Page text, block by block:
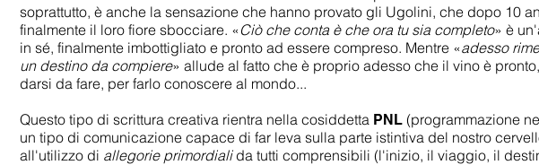
soprattutto, è anche la sensazione che hanno provato gli Ugolini, che dopo 10
finalmente il loro fiore sbocciare. « Ciòche conta è che ora tu sia completo» è
in sé, finalmente imbottigliato e pronto ad essere compreso. Mentre «adesso
un destino da compiere» allude al fatto che è proprio adesso che il vino è
darsi da fare, per farlo conoscere al mondo...
Questo tipo di scrittura creativa rientra nella cosiddetta PNL (programmazione
un tipo di comunicazione capace di far leva sulla parte istintiva del nostro
all'utilizzo di allegorie primordialida tutti comprensibili (l'inizio, il viaggio, il